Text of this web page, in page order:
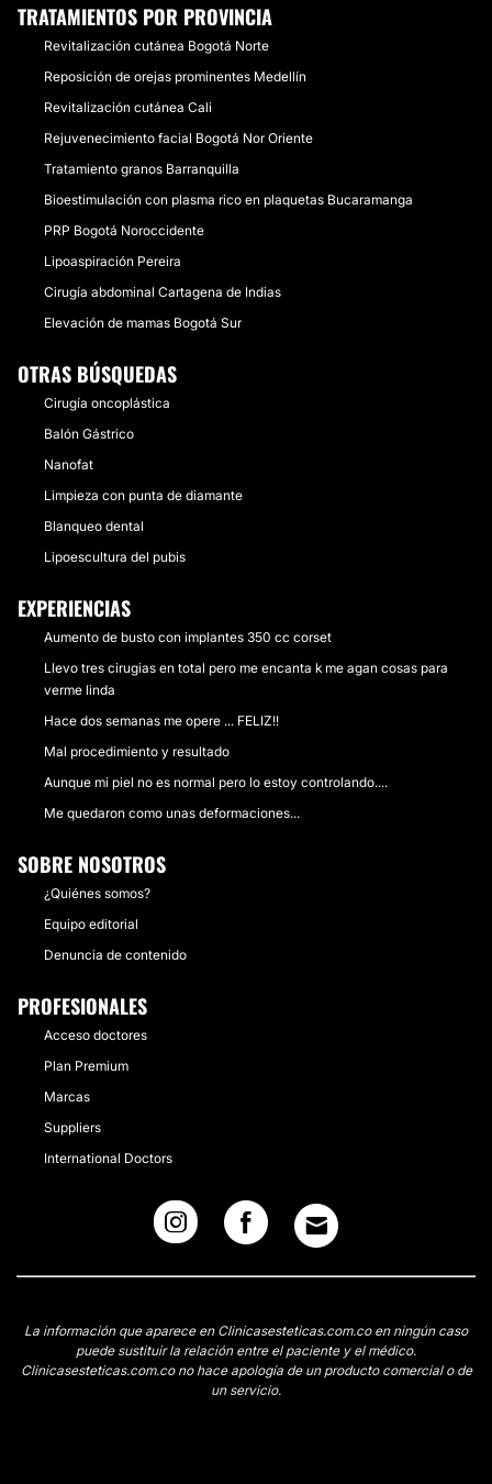
TRATAMIENTOS POR PROVINCIA
Revitalización cutánea Bogotá Norte
Reposición de orejas prominentes Medellín
Revitalización cutánea Cali
Rejuvenecimiento facial Bogotá Nor Oriente
Tratamiento granos Barranquilla
Bioestimulación con plasma rico en plaquetas Bucaramanga
PRP Bogotá Noroccidente
Lipoaspiración Pereira
Cirugía abdominal Cartagena de Indias
Elevación de mamas Bogotá Sur
OTRAS BÚSQUEDAS
Cirugía oncoplástica
Balón Gástrico
Nanofat
Limpieza con punta de diamante
Blanqueo dental
Lipoescultura del pubis
EXPERIENCIAS
Aumento de busto con implantes 350 cc corset
Llevo tres cirugias en total pero me encanta k me agan cosas para
verme linda
Hace dos semanas me opere ... FELIZ!!
Mal procedimiento y resultado
Aunque mi piel no es normal pero lo estoy controlando....
Me quedaron como unas deformaciones...
SOBRE NOSOTROS
¿Quiénes somos?
Equipo editorial
Denuncia de contenido
PROFESIONALES
Acceso doctores
Plan Premium
Marcas
Suppliers
International Doctors
La información que aparece en Clinicasesteticas.com.co en ningún caso
puede sustituir la relación entre el paciente y el médico.
Clinicasesteticas.com.co no hace apología de un producto comercial o de
un servicio.